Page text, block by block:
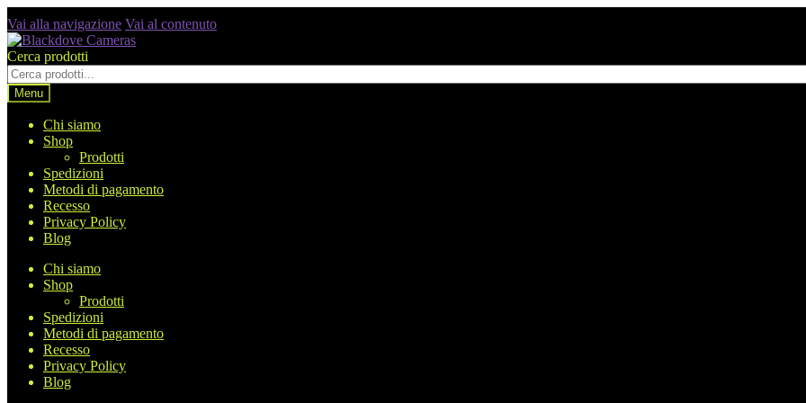
Vai alla navigazione Vai al contenuto
Cerca prodotti
Menu
Chi siamo
Shop
Prodotti
Spedizioni
Metodi di pagamento
Recesso
Privacy Policy
Blog
Chi siamo
Shop
Prodotti
Spedizioni
Metodi di pagamento
Recesso
Privacy Policy
Blog